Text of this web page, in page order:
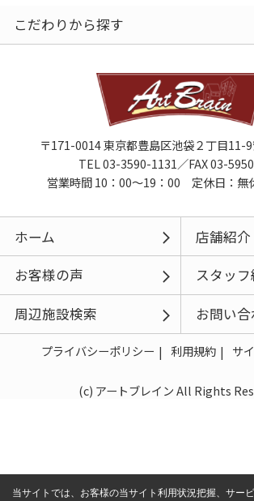
こだわりから探す
〒171-0014 東京都豊島区池袋２丁目11-
TEL 03-3590-1131／FAX 03-
営業時間 10：00～19：00 定休日：
ホーム
店舗紹介
お客様の声
スタッ
周辺施設検索
お問い
プライバシーポリシー 利用規約 サ
(c) アートブレイン All Rights
当サイトでは、お客様の当サイト利用状況把握、サー